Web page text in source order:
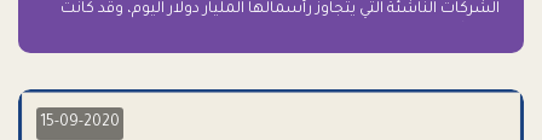
الشركات الناشئة التي يتجاوز رأسمالها المليار دولار اليوم، وقد كانت
15-09-2020